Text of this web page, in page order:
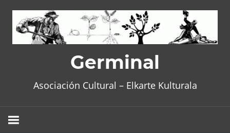
content
Germinal
Asociación Cultural – Elkarte Kulturala